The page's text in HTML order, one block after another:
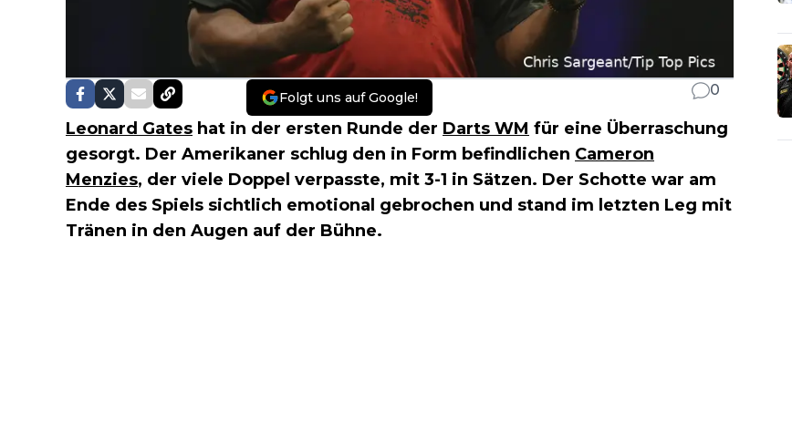
Folgt uns auf Google! 0
Leonard Gates hat in der ersten Runde der Darts WM für eine Überraschung
gesorgt. Der Amerikaner schlug den in Form befindlichen Cameron
Menzies, der viele Doppel verpasste, mit 3-1 in Sätzen. Der Schotte war am
Ende des Spiels sichtlich emotional gebrochen und stand im letzten Leg mit
Tränen in den Augen auf der Bühne.